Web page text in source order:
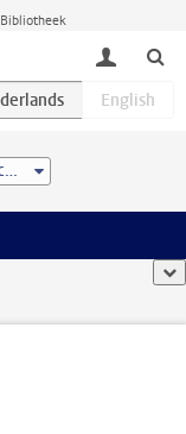
Bibliotheek
toggle
Wiskunde en Natuurwetenschappen